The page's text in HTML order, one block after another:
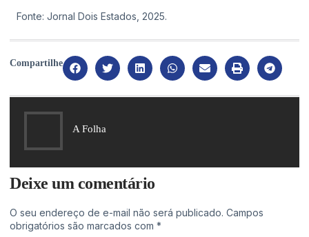
Fonte: Jornal Dois Estados, 2025.
Compartilhe
A Folha
Deixe um comentário
O seu endereço de e-mail não será publicado. Campos
obrigatórios são marcados com *